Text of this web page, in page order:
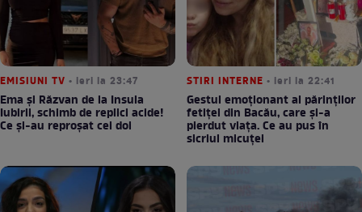
EMISIUNI TV • ieri la 23:47
Ema și Răzvan de la Insula
Iubirii, schimb de replici acide!
Ce și-au reproșat cei doi
STIRI INTERNE • ieri la 22:41
Gestul emoționant al părinților
fetiței din Bacău, care și-a
pierdut viața. Ce au pus în
sicriul micuței